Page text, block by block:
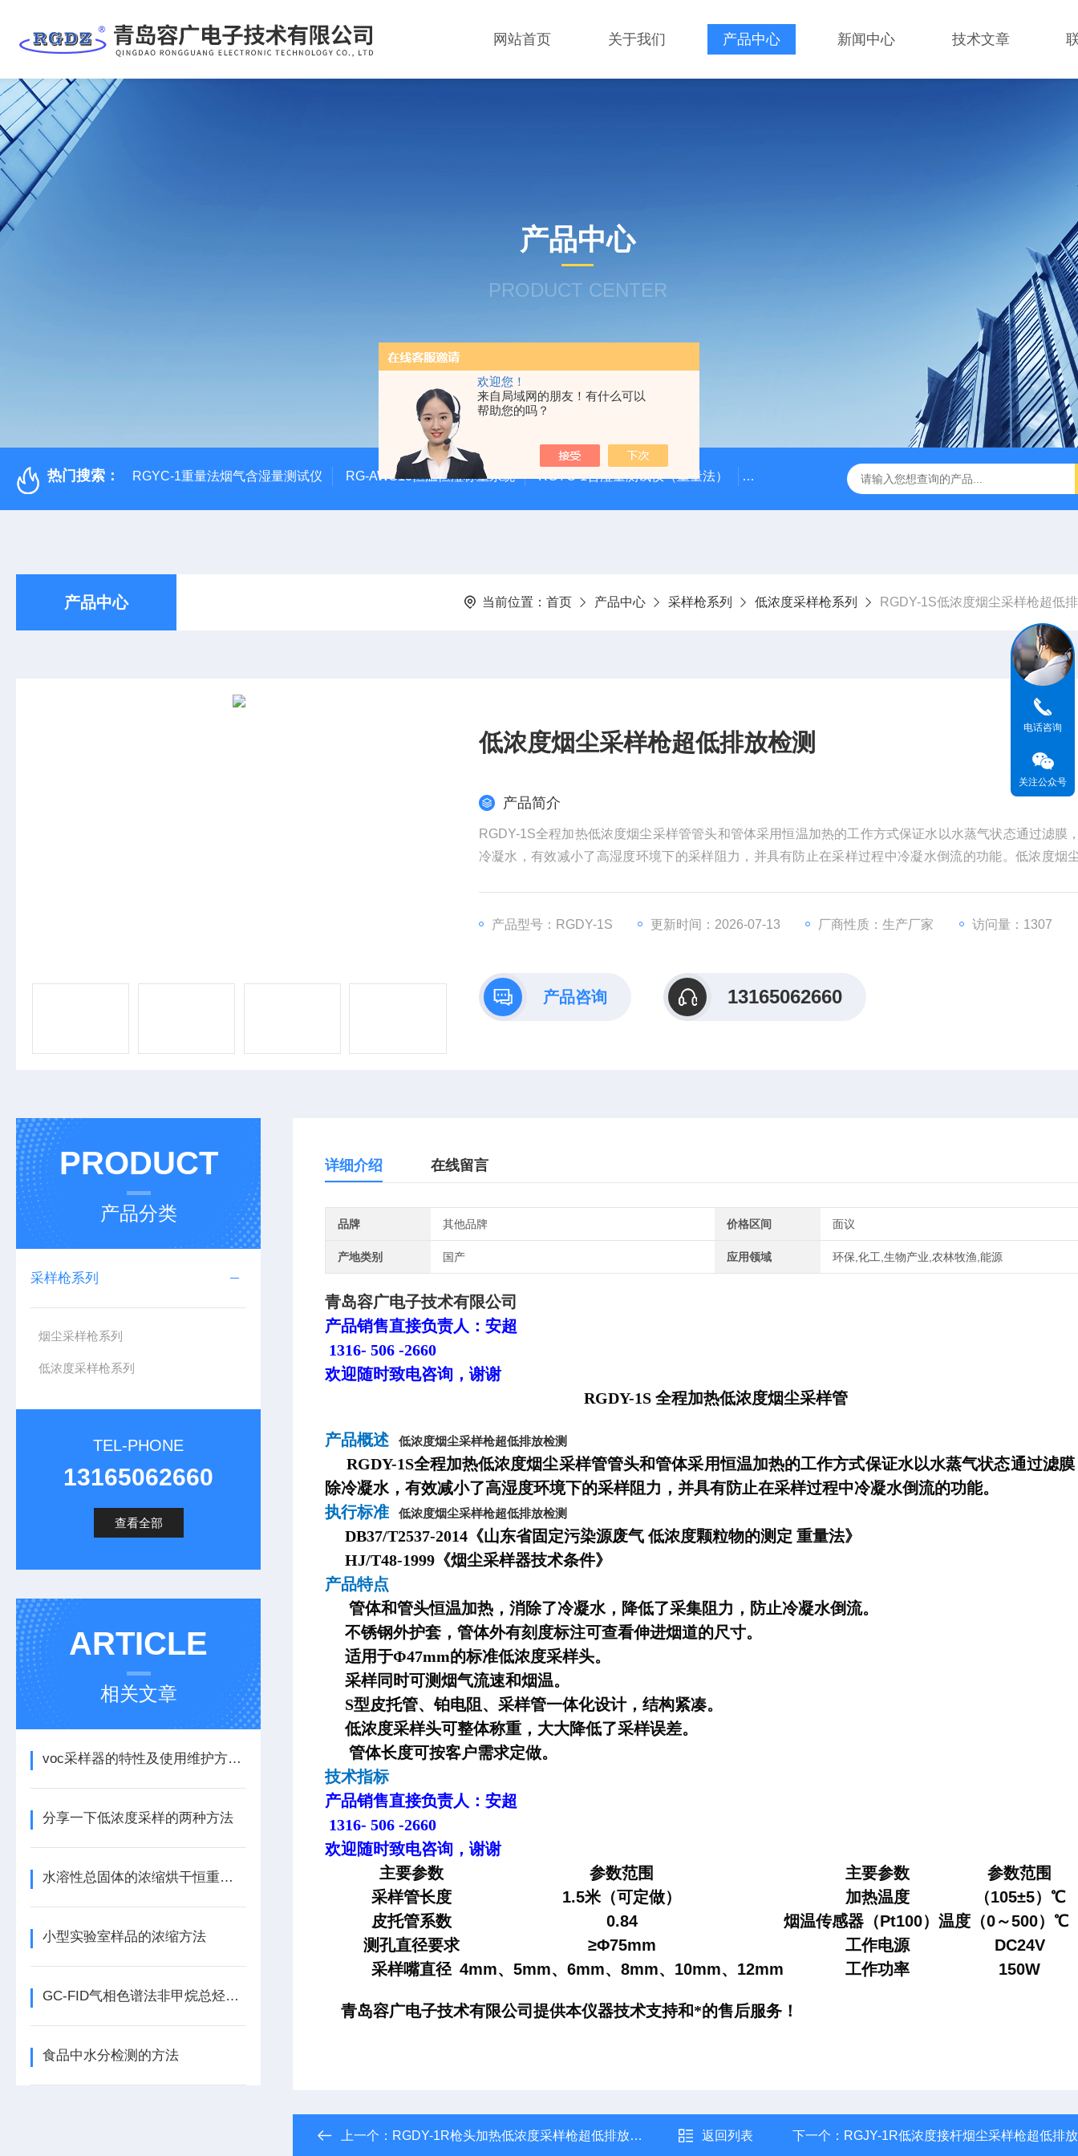
欢迎您！
来自局域网的朋友！有什么可以
帮助您的吗？
网站首页 关于我们 产品中心 新闻中心 技术文章
产品中心
PRODUCT CENTER
热门搜索： RGYC-1重量法烟气含湿量测试仪 RG-AWS10恒温恒湿称重系统 RGYC-1含湿量测试仪（重量法） RG-AWS12低浓度采样头称重系统 RGK-300容广便
产品中心 当前位置： 首页 产品中心 采样枪系列 低浓度采样枪系列 RGDY-1S低浓度烟尘采样枪超低
低浓度烟尘采样枪超低排放检测
产品简介
RGDY-1S全程加热低浓度烟尘采样管管头和管体采用恒温加热的工作方式保证水以水蒸气状态通过滤膜
冷凝水，有效减小了高湿度环境下的采样阻力，并具有防止在采样过程中冷凝水倒流的功能。低浓度烟
产品型号：RGDY-1S 更新时间：2026-07-13 厂商性质：生产厂家 访问量：1307
产品咨询 13165062660
PRODUCT
产品分类
采样枪系列
烟尘采样枪系列
低浓度采样枪系列
TEL-PHONE
13165062660
查看全部
ARTICLE
相关文章
voc采样器的特性及使用维护方法看完本篇便知
分享一下低浓度采样的两种方法
水溶性总固体的浓缩烘干恒重称重系统操作方法
小型实验室样品的浓缩方法
GC-FID气相色谱法非甲烷总烃分析仪的工作流程
食品中水分检测的方法
详细介绍 在线留言
品牌 其他品牌 价格区间 面议
产地类别 国产 应用领域 环保,化工,生物产业,农林牧渔,能源
青岛容广电子技术有限公司
产品销售直接负责人：安超
1316- 506 -2660
欢迎随时致电咨询，谢谢
RGDY-1S 全程加热低浓度烟尘采样管
产品概述 低浓度烟尘采样枪超低排放检测
RGDY-1S全程加热低浓度烟尘采样管管头和管体采用恒温加热的工作方式保证水以水蒸气状态通过滤
除冷凝水，有效减小了高湿度环境下的采样阻力，并具有防止在采样过程中冷凝水倒流的功能。
执行标准
低浓度烟尘采样枪超低排放检测
DB37/T2537-2014《山东省固定污染源废气 低浓度颗粒物的测定 重量法》
HJ/T48-1999《烟尘采样器技术条件》
产品特点
管体和管头恒温加热，消除了冷凝水，降低了采集阻力，防止冷凝水倒流。
不锈钢外护套， 管体外有刻度标注可查看伸进烟道的尺寸。
适用于Φ47mm的标准低浓度采样头。
采样同时可测烟气流速和烟温。
S型皮托管、铂电阻、采样管一体化设计，结构紧凑。
低浓度采样头可整体称重，大大降低了采样误差。
管体长度可按客户需求定做。
技术指标
产品销售直接负责人：安超
1316- 506 -2660
欢迎随时致电咨询，谢谢
主要参数
参数范围 主要参数
参数范围
采样管长度 1.5米（可定做） 加热温度
（105±5）℃
皮托管系数
0.84 烟温传感器（Pt100）温度 （0～500）℃
测孔直径要求
≥Φ75mm 工作电源
DC24V
采样嘴直径 4mm、5mm、6mm、8mm、10mm、12mm 工作功率 150W
青岛容广电子技术有限公司提供本仪器技术支持和*的售后服务！
上一个： RGDY-1R枪头加热低浓度采样枪超低排放检测 返回列表 下一个： RGJY-1R低浓度接杆烟尘采样枪超低排
电话咨询
关注公众号